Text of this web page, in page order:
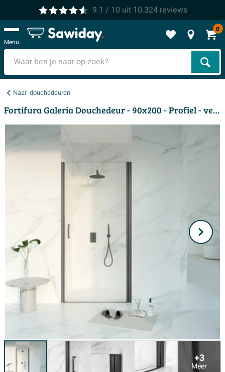
9.1 / 10 uit 10.324reviews
Menu
0
Naar douchedeuren
Fortifura Galeria Douchedeur - 90x200 - Profiel - veiligheidsglas - anti kalk - Geborsteld Gunmetal PVD
+3
Meer